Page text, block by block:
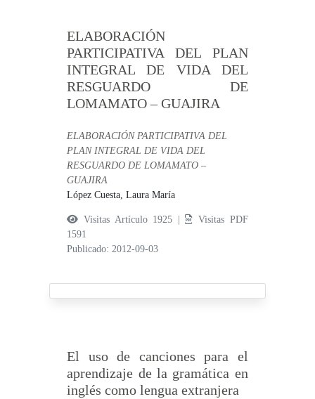
ELABORACIÓN
PARTICIPATIVA DEL PLAN
INTEGRAL DE VIDA DEL
RESGUARDO DE
LOMAMATO – GUAJIRA
ELABORACIÓN PARTICIPATIVA DEL
PLAN INTEGRAL DE VIDA DEL
RESGUARDO DE LOMAMATO –
GUAJIRA
López Cuesta, Laura María
Visitas Artículo 1925 |
Visitas PDF
1591
Publicado: 2012-09-03
El uso de canciones para el
aprendizaje de la gramática en
inglés como lengua extranjera